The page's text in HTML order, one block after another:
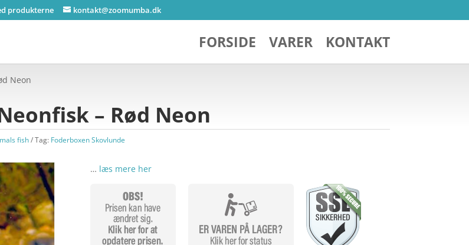
produkterne kontakt@zoomumba.dk
FORSIDE VARER KONTAKT
Neon
– Rød Neon
fish Tag: Foderboxen Skovlunde
… læs mere her